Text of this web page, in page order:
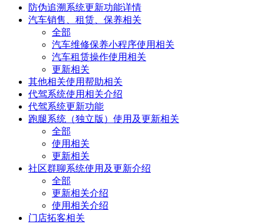
防伪追溯系统更新功能详情
汽车销售、租赁、保养相关
全部
汽车维修保养小程序使用相关
汽车租赁操作使用相关
更新相关
其他相关使用帮助相关
代驾系统使用相关介绍
代驾系统更新功能
跑腿系统（独立版）使用及更新相关
全部
使用相关
更新相关
社区群聊系统使用及更新介绍
全部
更新相关介绍
使用相关介绍
门店拓客相关